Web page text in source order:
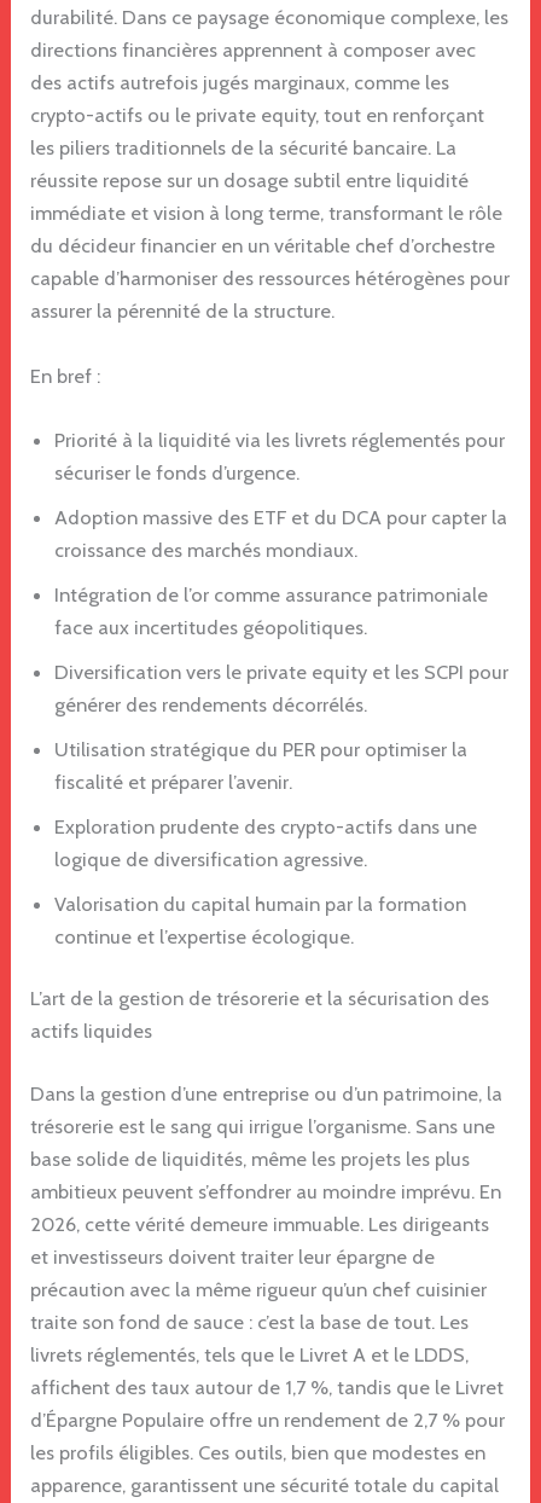
durabilité. Dans ce paysage économique complexe, les
directions financières apprennent à composer avec
des actifs autrefois jugés marginaux, comme les
crypto-actifs ou le private equity, tout en renforçant
les piliers traditionnels de la sécurité bancaire. La
réussite repose sur un dosage subtil entre liquidité
immédiate et vision à long terme, transformant le rôle
du décideur financier en un véritable chef d’orchestre
capable d’harmoniser des ressources hétérogènes pour
assurer la pérennité de la structure.
En bref :
Priorité à la liquidité via les livrets réglementés pour
sécuriser le fonds d’urgence.
Adoption massive des ETF et du DCA pour capter la
croissance des marchés mondiaux.
Intégration de l’or comme assurance patrimoniale
face aux incertitudes géopolitiques.
Diversification vers le private equity et les SCPI pour
générer des rendements décorrélés.
Utilisation stratégique du PER pour optimiser la
fiscalité et préparer l’avenir.
Exploration prudente des crypto-actifs dans une
logique de diversification agressive.
Valorisation du capital humain par la formation
continue et l’expertise écologique.
L’art de la gestion de trésorerie et la sécurisation des
actifs liquides
Dans la gestion d’une entreprise ou d’un patrimoine, la
trésorerie est le sang qui irrigue l’organisme. Sans une
base solide de liquidités, même les projets les plus
ambitieux peuvent s’effondrer au moindre imprévu. En
2026, cette vérité demeure immuable. Les dirigeants
et investisseurs doivent traiter leur épargne de
précaution avec la même rigueur qu’un chef cuisinier
traite son fond de sauce : c’est la base de tout. Les
livrets réglementés, tels que le Livret A et le LDDS,
affichent des taux autour de 1,7 %, tandis que le Livret
d’Épargne Populaire offre un rendement de 2,7 % pour
les profils éligibles. Ces outils, bien que modestes en
apparence, garantissent une sécurité totale du capital